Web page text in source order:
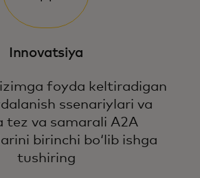
Innovatsiya
foyda keltiradigan
ssenariylari va
tez va samarali A2A
birinchi boʻlib ishga
tushiring